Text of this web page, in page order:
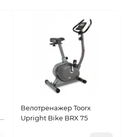
Велотренажер Toorx
Upright Bike BRX 75